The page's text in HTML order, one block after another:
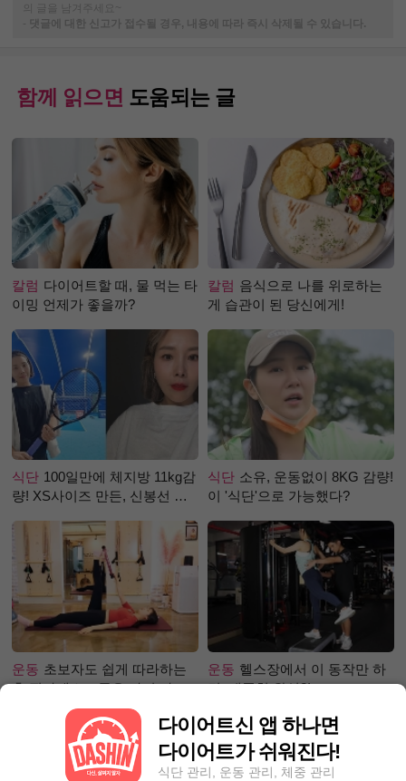
-
댓글에 대한 신고가 접수될 경우, 내용에 따라 즉시 삭제될 수 있습니다.
함께 읽으면 도움되는 글
칼럼 다이어트할 때, 물 먹는 타
이밍 언제가 좋을까?
칼럼 음식으로 나를 위로하는
게 습관이 된 당신에게!
식단 100일만에 체지방 11kg감
량! XS사이즈 만든, 신봉선 식
식단 소유, 운동없이 8KG 감량!
이 '식단'으로 가능했다?
운동 초보자도 쉽게 따라하는
홈 필라테스 – 곧은 다리 라인
운동 헬스장에서 이 동작만 하
면, 애플힙 완성?!
다이어트신 앱 하나면
다이어트가 쉬워진다!
식단 관리, 운동 관리, 체중 관리